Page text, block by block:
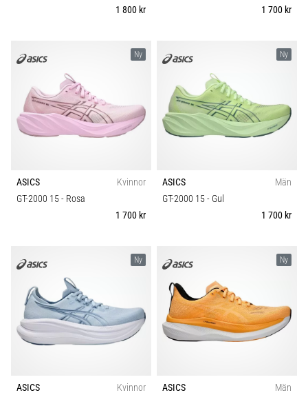
1 800 kr
1 700 kr
Ny
ASICS
Kvinnor
GT-2000 15- Rosa
1 700 kr
Ny
ASICS
Män
GT-2000 15- Gul
1 700 kr
Ny
ASICS
Kvinnor
Ny
ASICS
Män